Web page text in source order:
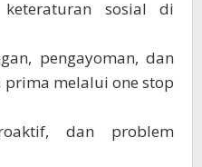
keteraturan sosial di
pengayoman, dan
melalui one stop
dan problem